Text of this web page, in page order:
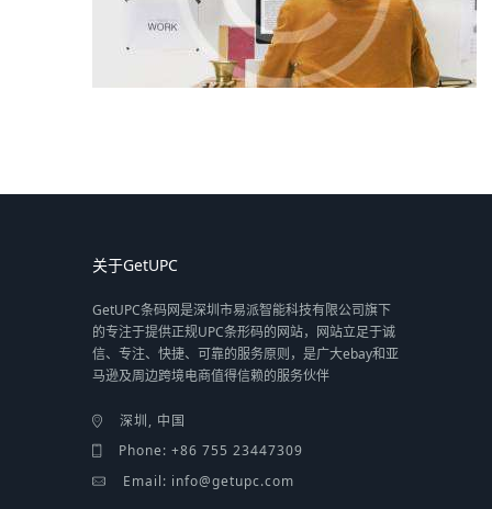
关于GetUPC
GetUPC条码网是深圳市易派智能科技有限公司旗下
的专注于提供正规UPC条形码的网站，网站立足于诚
信、专注、快捷、可靠的服务原则，是广大ebay和亚
马逊及周边跨境电商值得信赖的服务伙伴
深圳, 中国
Phone: +86 755 23447309
Email: info@getupc.com